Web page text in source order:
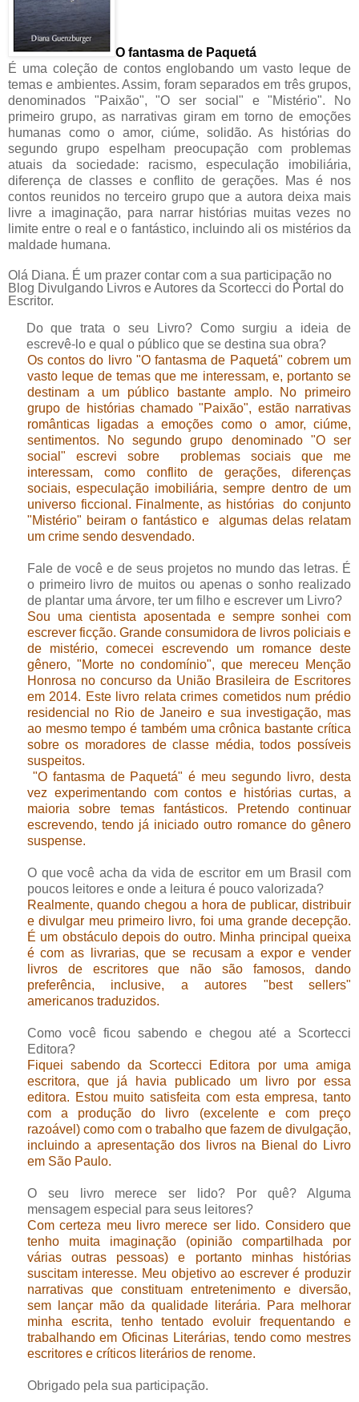
O fantasma de Paquetá
É uma coleção de contos englobando um vasto leque de
temas e ambientes. Assim, foram separados em três grupos,
denominados "Paixão", "O ser social" e "Mistério". No
primeiro grupo, as narrativas giram em torno de emoções
humanas como o amor, ciúme, solidão. As histórias do
segundo grupo espelham preocupação com problemas
atuais da sociedade: racismo, especulação imobiliária,
diferença de classes e conflito de gerações. Mas é nos
contos reunidos no terceiro grupo que a autora deixa mais
livre a imaginação, para narrar histórias muitas vezes no
limite entre o real e o fantástico, incluindo ali os mistérios da
maldade humana.
Olá Diana. É um prazer contar com a sua participação no
Blog Divulgando Livros e Autores da Scortecci do Portal do
Escritor.
Do que trata o seu Livro? Como surgiu a ideia de
escrevê-lo e qual o público que se destina sua obra?
Os contos do livro "O fantasma de Paquetá" cobrem um
vasto leque de temas que me interessam, e, portanto se
destinam a um público bastante amplo. No primeiro
grupo de histórias chamado "Paixão", estão narrativas
românticas ligadas a emoções como o amor, ciúme,
sentimentos. No segundo grupo denominado "O ser
social" escrevi sobre problemas sociais que me
interessam, como conflito de gerações, diferenças
sociais, especulação imobiliária, sempre dentro de um
universo ficcional. Finalmente, as histórias do conjunto
"Mistério" beiram o fantástico e algumas delas relatam
um crime sendo desvendado.
Fale de você e de seus projetos no mundo das letras. É
o primeiro livro de muitos ou apenas o sonho realizado
de plantar uma árvore, ter um filho e escrever um Livro?
Sou uma cientista aposentada e sempre sonhei com
escrever ficção. Grande consumidora de livros policiais e
de mistério, comecei escrevendo um romance deste
gênero, "Morte no condomínio", que mereceu Menção
Honrosa no concurso da União Brasileira de Escritores
em 2014. Este livro relata crimes cometidos num prédio
residencial no Rio de Janeiro e sua investigação, mas
ao mesmo tempo é também uma crônica bastante crítica
sobre os moradores de classe média, todos possíveis
suspeitos.
"O fantasma de Paquetá" é meu segundo livro, desta
vez experimentando com contos e histórias curtas, a
maioria sobre temas fantásticos. Pretendo continuar
escrevendo, tendo já iniciado outro romance do gênero
suspense.
O que você acha da vida de escritor em um Brasil com
poucos leitores e onde a leitura é pouco valorizada?
Realmente, quando chegou a hora de publicar, distribuir
e divulgar meu primeiro livro, foi uma grande decepção.
É um obstáculo depois do outro. Minha principal queixa
é com as livrarias, que se recusam a expor e vender
livros de escritores que não são famosos, dando
preferência, inclusive, a autores "best sellers"
americanos traduzidos.
Como você ficou sabendo e chegou até a Scortecci
Editora?
Fiquei sabendo da Scortecci Editora por uma amiga
escritora, que já havia publicado um livro por essa
editora. Estou muito satisfeita com esta empresa, tanto
com a produção do livro (excelente e com preço
razoável) como com o trabalho que fazem de divulgação,
incluindo a apresentação dos livros na Bienal do Livro
em São Paulo.
O seu livro merece ser lido? Por quê? Alguma
mensagem especial para seus leitores?
Com certeza meu livro merece ser lido. Considero que
tenho muita imaginação (opinião compartilhada por
várias outras pessoas) e portanto minhas histórias
suscitam interesse. Meu objetivo ao escrever é produzir
narrativas que constituam entretenimento e diversão,
sem lançar mão da qualidade literária. Para melhorar
minha escrita, tenho tentado evoluir frequentando e
trabalhando em Oficinas Literárias, tendo como mestres
escritores e críticos literários de renome.
Obrigado pela sua participação.